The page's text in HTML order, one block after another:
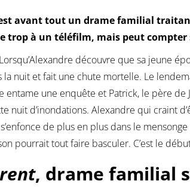
avant tout un drame familial
trop à un téléfilm, mais peut
Lorsqu’Alexandre découvre que sa jeune
la nuit et fait une chute mortelle. Le
entame une enquête et Patrick, le père
nuit d’inondations. Alexandre qui craint
de plus en plus dans le
pourrait tout faire basculer. C’est le
, drame familial